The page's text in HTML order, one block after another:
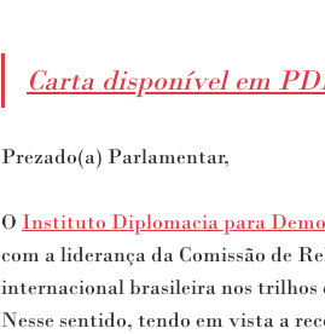
Carta disponível em
Prezado(a) Parlamentar,
O Instituto Diplomacia para
com a liderança da Comissão de
internacional brasileira nos trilhos
Nesse sentido, tendo em vista a